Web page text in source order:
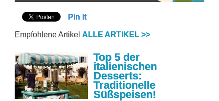
Pin It
Empfohlene Artikel ALLE ARTIKEL >>
Top 5 der
italienischen
Desserts:
Traditionelle
Süßspeisen!